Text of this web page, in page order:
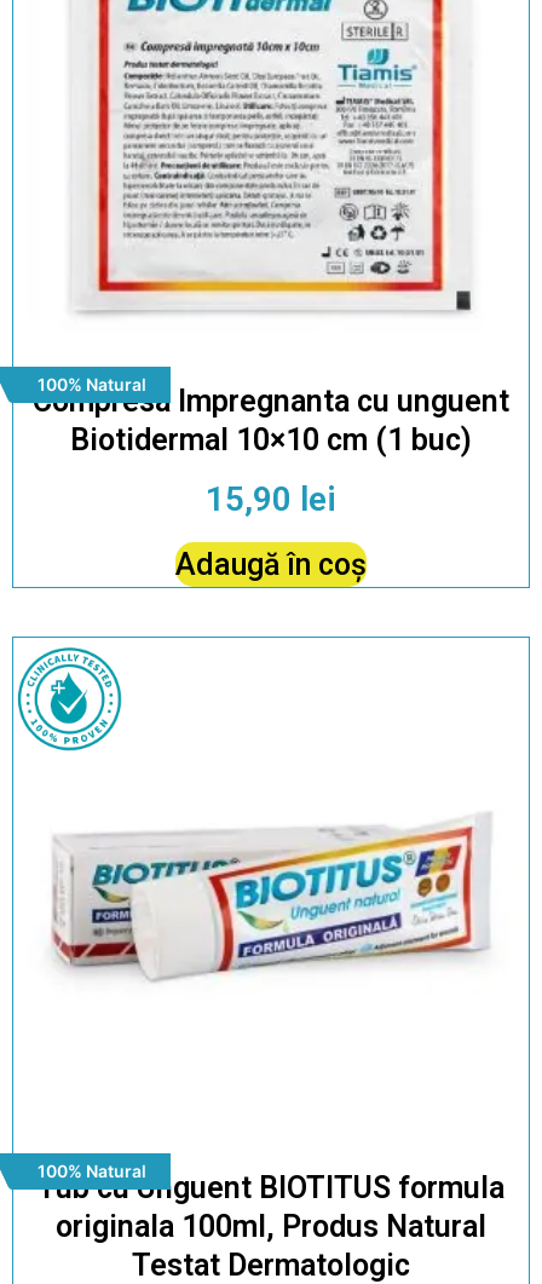
100% Natural
Compresa Impregnanta cu unguent
Biotidermal 10×10 cm (1 buc)
15,90 lei
Adaugă în coș
100% Natural
Tub cu Unguent BIOTITUS formula
originala 100ml, Produs Natural
Testat Dermatologic